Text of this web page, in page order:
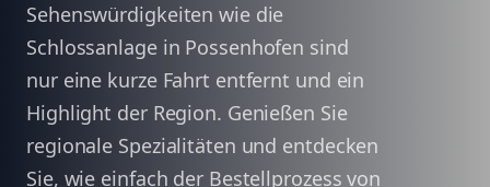
Sehenswürdigkeiten wie die
Schlossanlage in Possenhofen sind
nur eine kurze Fahrt entfernt und ein
Highlight der Region. Genießen Sie
regionale Spezialitäten und entdecken
Sie, wie einfach der Bestellprozess von